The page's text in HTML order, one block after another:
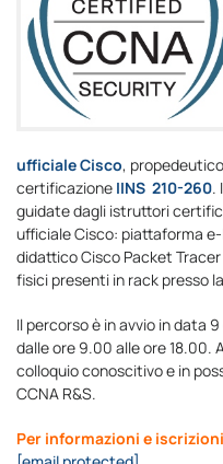
ufficiale Cisco,
certificazione IINS 210-260.
guidate dagli istruttori
ufficiale Cisco: piattaforma
didattico Cisco Packet
fisici presenti in rack presso
Il percorso è in avvio in data
dalle ore 9.00 alle ore 18.00.
colloquio conoscitivo e in
CCNA R&S.
Per informazioni e